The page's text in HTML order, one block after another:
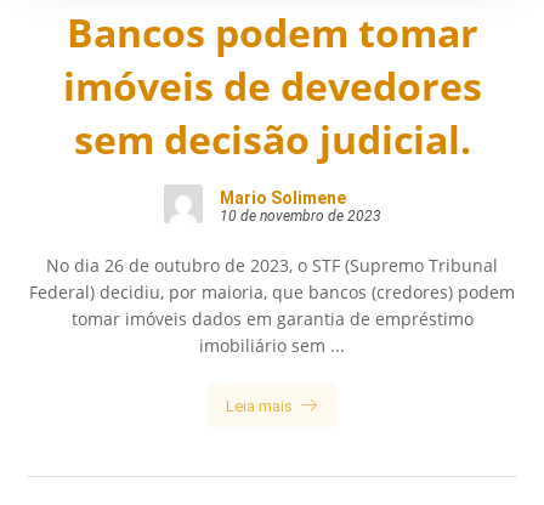
Bancos podem tomar
imóveis de devedores
sem decisão judicial.
Mario Solimene
10 de novembro de 2023
No dia 26 de outubro de 2023, o STF (Supremo Tribunal
Federal) decidiu, por maioria, que bancos (credores) podem
tomar imóveis dados em garantia de empréstimo
imobiliário sem ...
Leia mais